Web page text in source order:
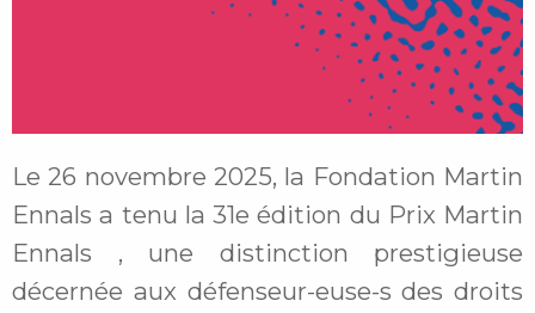
Le 26 novembre 2025, la Fondation Martin
Ennals a tenu la 31e édition du Prix Martin
Ennals , une distinction prestigieuse
décernée aux défenseur-euse-s des droits